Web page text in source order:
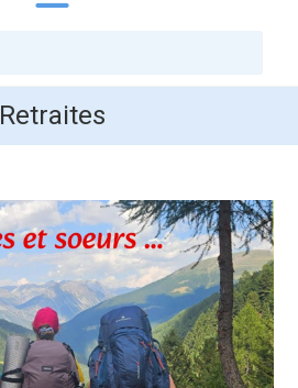
Retraites